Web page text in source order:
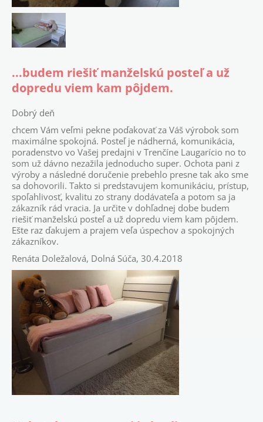
...budem riešiť manželskú posteľ a už
dopredu viem kam pôjdem.
Dobrý deň
chcem Vám veľmi pekne poďakovať za Váš výrobok som
maximálne spokojná. Posteľ je nádherná, komunikácia,
poradenstvo vo Vašej predajni v Trenčíne Laugarício no to
som už dávno nezažila jednoducho super. Ochota pani z
výroby a následné doručenie prebehlo presne tak ako sme
sa dohovorili. Takto si predstavujem komunikáciu, prístup,
spoľahlivosť, kvalitu zo strany dodávateľa a potom sa ja
zákazník rád vracia. Ja určite v dohľadnej dobe budem
riešiť manželskú posteľ a už dopredu viem kam pôjdem.
Ešte raz ďakujem a prajem veľa úspechov a spokojných
zákazníkov.
Renáta Doležalová, Dolná Súča, 30.4.2018